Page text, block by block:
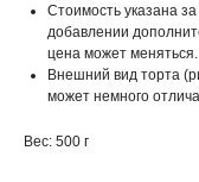
Стоимость указана
добавлении
цена может меняться.
Внешний вид торта
может немного
Вес: 500 г